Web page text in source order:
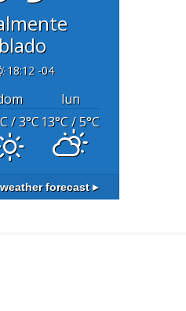
18:12 -04
lun
/ 3°C13°C/ 5°C
weather forecast ▸